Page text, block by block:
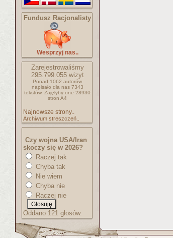
Fundusz Racjonalisty
Wesprzyj nas..
Zarejestrowaliśmy
295.799.055wizyt
Ponad 1062 autorów
napisało dla nas 7343
tekstów. Zajęłyby one 28930
stron A4
Najnowsze strony..
Archiwum streszczeń..
Czy wojna USA/Iran
skoczy się w 2026?
Raczej tak
Chyba tak
Nie wiem
Chyba nie
Raczej nie
Oddano 121 głosów.